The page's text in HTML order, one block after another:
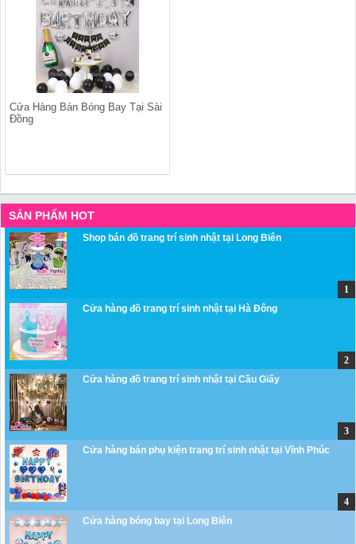
Cửa Hàng Bán Bóng Bay Tại Sài
Đồng
SẢN PHẨM HOT
Shop bán đồ trang trí sinh nhật tại Long Biên
Cửa hàng đồ trang trí sinh nhật tại Hà Đông
Cửa hàng đồ trang trí sinh nhật tại Cầu Giấy
Cửa hàng bán phụ kiện trang trí sinh nhật tại Vĩnh Phúc
Cửa hàng bóng bay tại Long Biên